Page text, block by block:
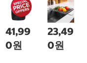
41,99
0원
23,49
0원